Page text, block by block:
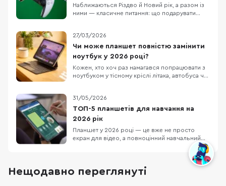
який бюджет
Наближаються Різдво й Новий рік, а разом із
ними — класичне питання: що подарувати
ідей під різні сценарії життя: для геймера,
офісного працівника, спортсмена, меломана
та любителя подорожей. Тут немає
випадкових по
27/03/2026
Чи може планшет повністю замінити
ноутбук у 2026 році?
Кожен, хто хоч раз намагався попрацювати з
ноутбуком у тісному кріслі літака, автобуса чи
габаритний блок живлення та постійна
нестача місця. Саме тому все більше
фрилансерів, студентів та людей у
відрядженнях замислюют
31/05/2026
ТОП-5 планшетів для навчання на
2026 рік
Планшет у 2026 році — це вже не просто
екран для відео, а повноцінний навчальний
PDF-файлів, презентацій, хмарних сервісів і
швидкого доступу до навчальних платформ.
Він компактніший за ноутбук, зручніший за
смартфон і може стати універсальним
Нещодавно переглянуті